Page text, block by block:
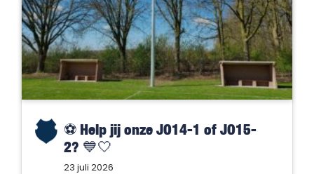
⚽️ Help jij onze JO14-1 of JO15-
2? 💙🤍
23 juli 2026